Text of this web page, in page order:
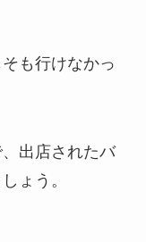
も行けなかっ
出店されたバ
ょう。